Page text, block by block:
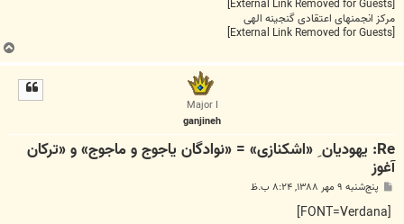
مرکز انجمنهای اعتقادی گنجینه الهی
ب
ا
Major I
ganjineh
Re: یهودیان ِ «اشکنازی» = «نوادگان یاجوج و ماجوج» و «ترکان
آغوز
پ
ت
پنج‌شنبه ۹ مهر ۱۳۸۸, ۸:۲۴ ب.ظ